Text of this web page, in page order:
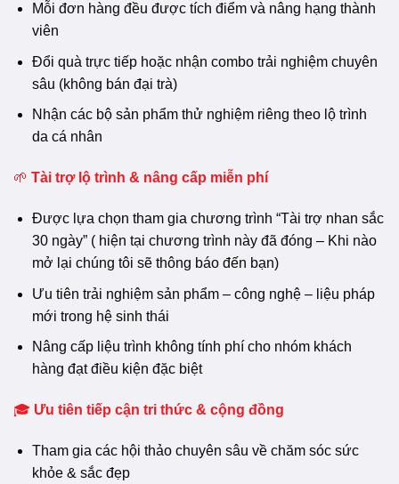
Mỗi đơn hàng đều được tích điểm và nâng hạng thành
viên
Đổi quà trực tiếp hoặc nhận combo trải nghiệm chuyên
sâu (không bán đại trà)
Nhận các bộ sản phẩm thử nghiệm riêng theo lộ trình
da cá nhân
🌱 Tài trợ lộ trình & nâng cấp miễn phí
Được lựa chọn tham gia chương trình “Tài trợ nhan sắc
30 ngày” ( hiện tại chương trình này đã đóng – Khi nào
mở lại chúng tôi sẽ thông báo đến bạn)
Ưu tiên trải nghiệm sản phẩm – công nghệ – liệu pháp
mới trong hệ sinh thái
Nâng cấp liệu trình không tính phí cho nhóm khách
hàng đạt điều kiện đặc biệt
🎓 Ưu tiên tiếp cận tri thức & cộng đồng
Tham gia các hội thảo chuyên sâu về chăm sóc sức
khỏe & sắc đẹp